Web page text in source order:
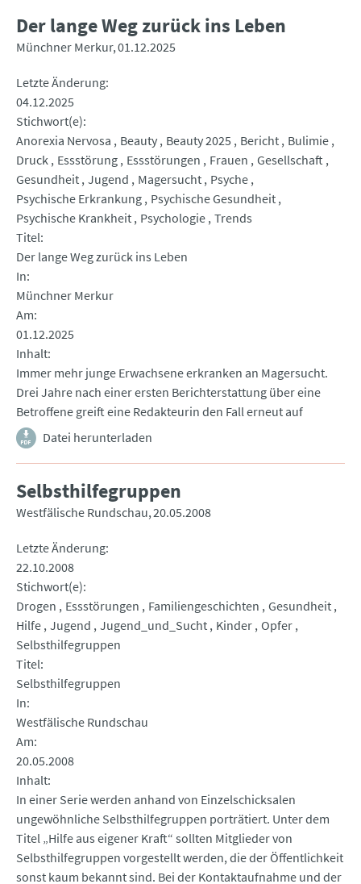
Der lange Weg zurück ins Leben
Münchner Merkur 01.12.2025
Letzte Änderung
04.12.2025
Stichwort(e)
Anorexia Nervosa
Beauty Beauty 2025 Bericht Bulimie
Druck Essstörung Essstörungen Frauen Gesellschaft
Gesundheit Jugend Magersucht Psyche
Psychische Erkrankung Psychische Gesundheit
Psychische Krankheit Psychologie Trends
Titel
Der lange Weg zurück ins Leben
In
Münchner Merkur
Am
01.12.2025
Inhalt
Immer mehr junge Erwachsene erkranken an Magersucht.
Drei Jahre nach einer ersten Berichterstattung über eine
Betroffene greift eine Redakteurin den Fall erneut auf
Datei herunterladen
Selbsthilfegruppen
Westfälische Rundschau 20.05.2008
Letzte Änderung
22.10.2008
Stichwort(e)
Drogen
Essstörungen Familiengeschichten Gesundheit
Hilfe Jugend Jugend_und_Sucht Kinder Opfer
Selbsthilfegruppen
Titel
Selbsthilfegruppen
In
Westfälische Rundschau
Am
20.05.2008
Inhalt
In einer Serie werden anhand von Einzelschicksalen
ungewöhnliche Selbsthilfegruppen porträtiert. Unter dem
Titel „Hilfe aus eigener Kraft“ sollten Mitglieder von
Selbsthilfegruppen vorgestellt werden, die der Öffentlichkeit
sonst kaum bekannt sind. Bei der Kontaktaufnahme und der